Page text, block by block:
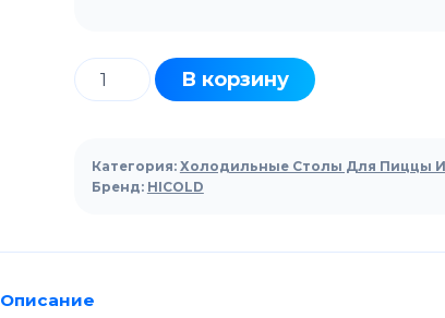
Количество
товара
холодильный
для
HICOLD
11/GN
В корзину
Категория: Холодильные Столы Для Пиццы И
Бренд: HICOLD
Описание